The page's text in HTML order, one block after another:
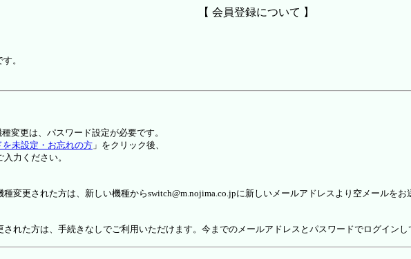
【 会員登録について 】
。
変更は、パスワード設定が必要です。
を未設定・お忘れの方 」をクリック後、
力ください。
変更された方は、新しい機種からswitch@m.nojima.co.jpに新しいメールアドレスより空メールをお
れた方は、手続きなしでご利用いただけます。今までのメールアドレスとパスワードでログインし